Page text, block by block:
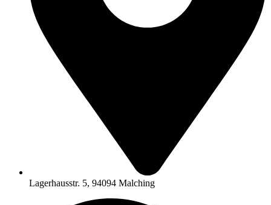
Lagerhausstr. 5, 94094 Malching